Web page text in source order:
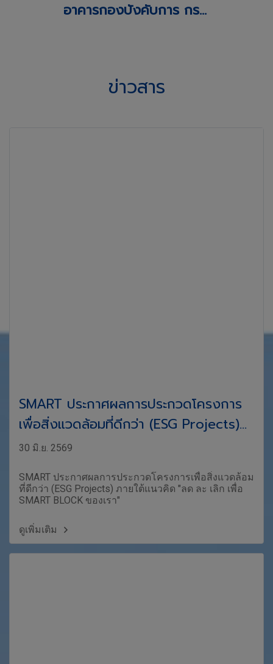
อาคารกองบังคับการ กรมพลาธิการทหารเรือแห่งใหม่ เขตบางนา กรุงเทพฯ
ข่าวสาร
SMART ประกาศผลการประกวดโครงการ
เพื่อสิ่งแวดล้อมที่ดีกว่า (ESG Projects)
ภายใต้แนวคิด "ลด ละ เลิก เพื่อ SMART
30 มิ.ย. 2569
SMART ประกาศผลการประกวดโครงการเพื่อสิ่งแวดล้อม
ที่ดีกว่า (ESG Projects) ภายใต้แนวคิด "ลด ละ เลิก เพื่อ
SMART BLOCK ของเรา"
ดูเพิ่มเติม